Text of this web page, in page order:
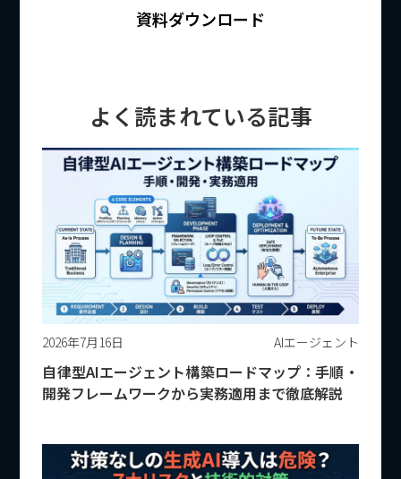
資料ダウンロード
よく読まれている記事
2026年7月16日 AIエージェント
自律型AIエージェント構築ロードマップ：手順・
開発フレームワークから実務適用まで徹底解説